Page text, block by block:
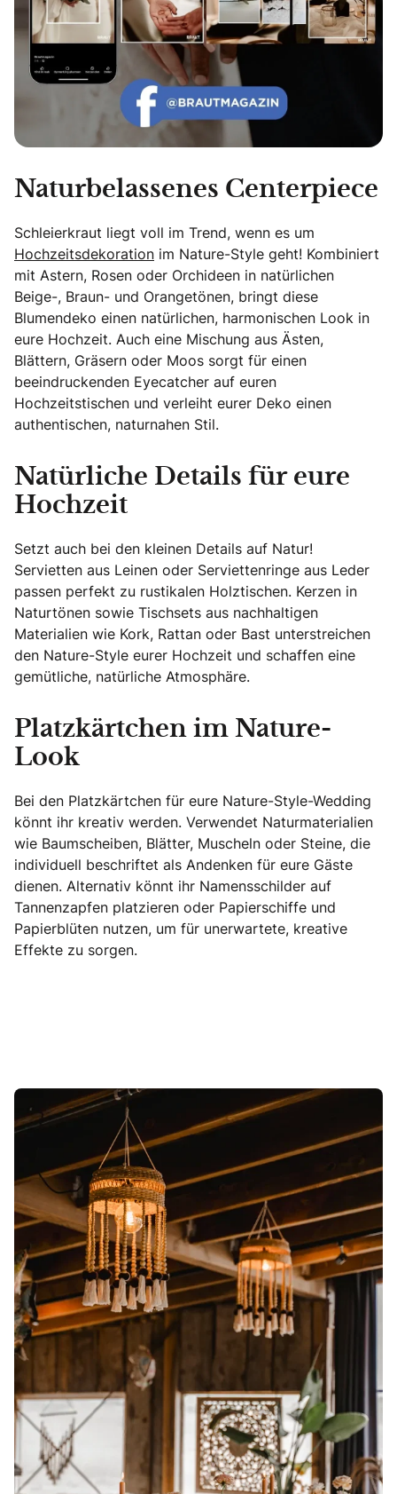
Naturbelassenes Centerpiece
Schleierkraut liegt voll im Trend, wenn es um
Hochzeitsdekoration im Nature-Style geht! Kombiniert
mit Astern, Rosen oder Orchideen in natürlichen
Beige-, Braun- und Orangetönen, bringt diese
Blumendeko einen natürlichen, harmonischen Look in
eure Hochzeit. Auch eine Mischung aus Ästen,
Blättern, Gräsern oder Moos sorgt für einen
beeindruckenden Eyecatcher auf euren
Hochzeitstischen und verleiht eurer Deko einen
authentischen, naturnahen Stil.
Natürliche Details für eure
Hochzeit
Setzt auch bei den kleinen Details auf Natur!
Servietten aus Leinen oder Serviettenringe aus Leder
passen perfekt zu rustikalen Holztischen. Kerzen in
Naturtönen sowie Tischsets aus nachhaltigen
Materialien wie Kork, Rattan oder Bast unterstreichen
den Nature-Style eurer Hochzeit und schaffen eine
gemütliche, natürliche Atmosphäre.
Platzkärtchen im Nature-
Look
Bei den Platzkärtchen für eure Nature-Style-Wedding
könnt ihr kreativ werden. Verwendet Naturmaterialien
wie Baumscheiben, Blätter, Muscheln oder Steine, die
individuell beschriftet als Andenken für eure Gäste
dienen. Alternativ könnt ihr Namensschilder auf
Tannenzapfen platzieren oder Papierschiffe und
Papierblüten nutzen, um für unerwartete, kreative
Effekte zu sorgen.